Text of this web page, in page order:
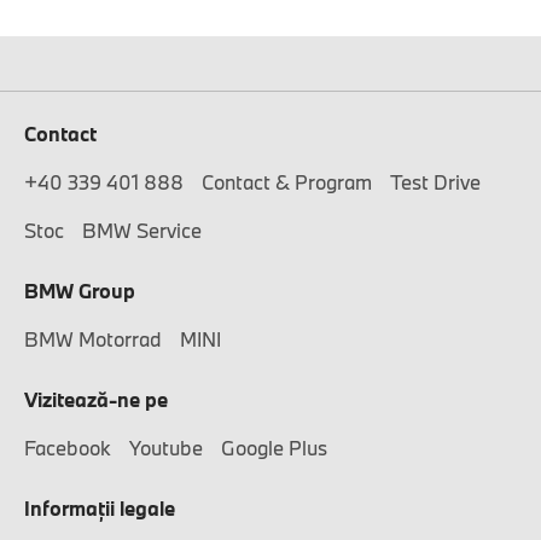
Contact
+40 339 401 888
Contact & Program
Test Drive
Stoc
BMW Service
BMW Group
BMW Motorrad
MINI
Vizitează-ne pe
Facebook
Youtube Google Plus
Informaţii legale